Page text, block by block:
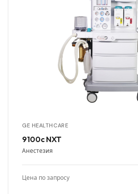
GE HEALTHCARE
9100c NXT
Анестезия
Цена по запросу